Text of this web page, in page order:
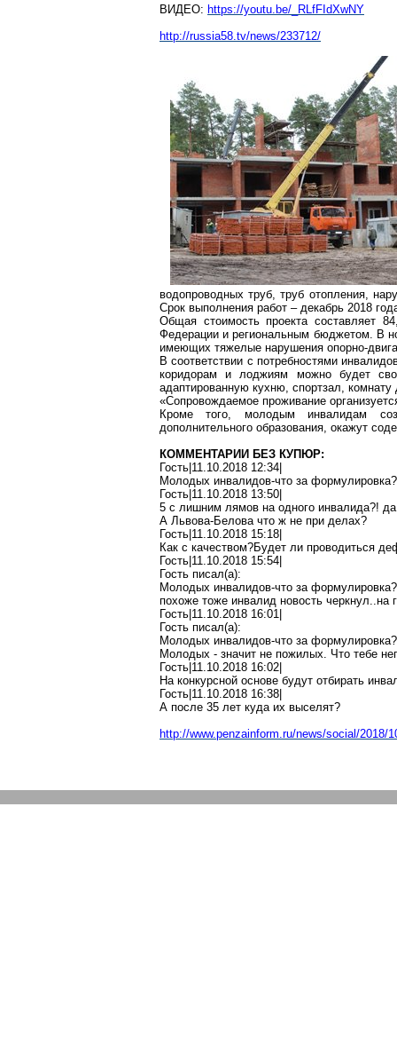
ВИДЕО: https://youtu.be/_RLfFIdXwNY
http://russia58.tv/news/233712/
водопроводных труб, труб отопления,
Срок выполнения работ – декабрь 2018
Общая стоимость проекта составляет
Федерации и региональным бюджетом. В
имеющих тяжелые нарушения опорно-
В соответствии с потребностями
коридорам и лоджиям можно будет
адаптированную кухню, спортзал,
«Сопровождаемое проживание
Кроме того, молодым инвалидам
дополнительного образования, окажут
КОММЕНТАРИИ БЕЗ КУПЮР:
Гость|11.10.2018 12:34|
Молодых инвалидов-что за
Гость|11.10.2018 13:50|
5 с лишним лямов на одного инвалида?!
А Львова-Белова что ж не при делах?
Гость|11.10.2018 15:18|
Как с качеством?Будет ли проводиться
Гость|11.10.2018 15:54|
Гость писал(a):
Молодых инвалидов-что за
похоже тоже инвалид новость черкнул..на
Гость|11.10.2018 16:01|
Гость писал(a):
Молодых инвалидов-что за
Молодых - значит не пожилых. Что тебе
Гость|11.10.2018 16:02|
На конкурсной основе будут отбирать
Гость|11.10.2018 16:38|
А после 35 лет куда их выселят?
http://www.penzainform.ru/news/social/2018/